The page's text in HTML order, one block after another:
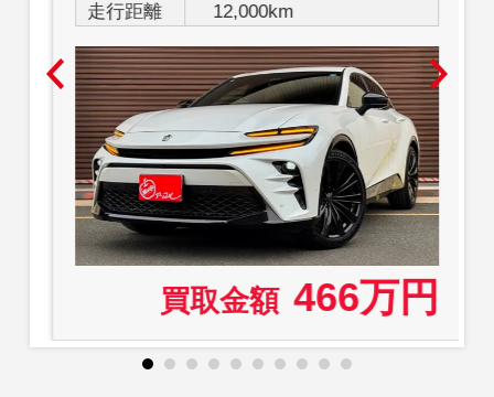
走行距離
12,000km
買取金額 466万円